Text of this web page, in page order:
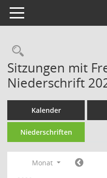
Toggle navigation
Sitzungen mit
Niederschrift
Kalender
Niederschriften
Monat